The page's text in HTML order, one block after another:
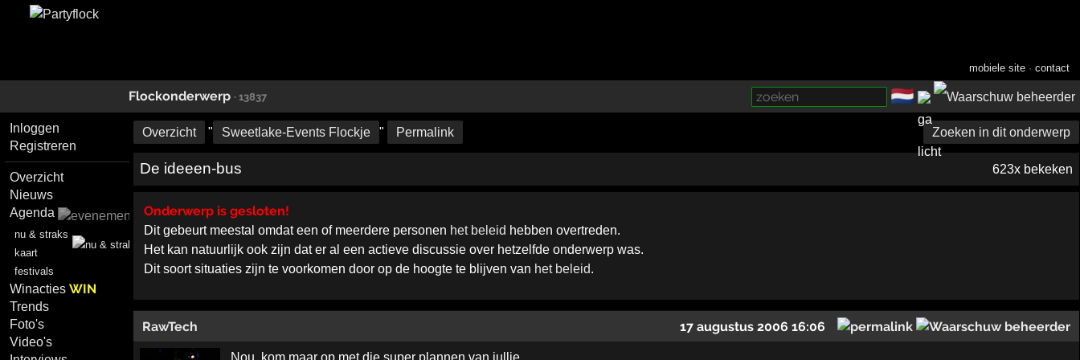
mobiele site ·contact
Flockonderwerp · 13837 🇳🇱
Inloggen
Registreren
Overzicht
Nieuws
Agenda
nu & straks
kaart
festivals
WinactiesWIN
Trends
Foto's
Video's
Overzicht " Sweetlake-Events Flockje " Permalink Zoeken in dit onderwerp
De ideeen-bus 623x bekeken
Onderwerp is gesloten!
Dit gebeurt meestal omdat een of meerdere personen het beleid hebben overtreden.
Het kan natuurlijk ook zijn dat er al een actieve discussie over hetzelfde onderwerp was.
Dit soort situaties zijn te voorkomen door op de hoogte te blijven van het beleid.
RawTech 17 augustus 2006 16:06